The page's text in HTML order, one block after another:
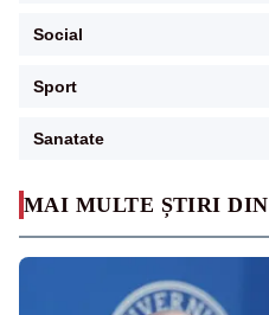
MAI MULTE ȘTIRI DIN
Social
Sport
Sanatate